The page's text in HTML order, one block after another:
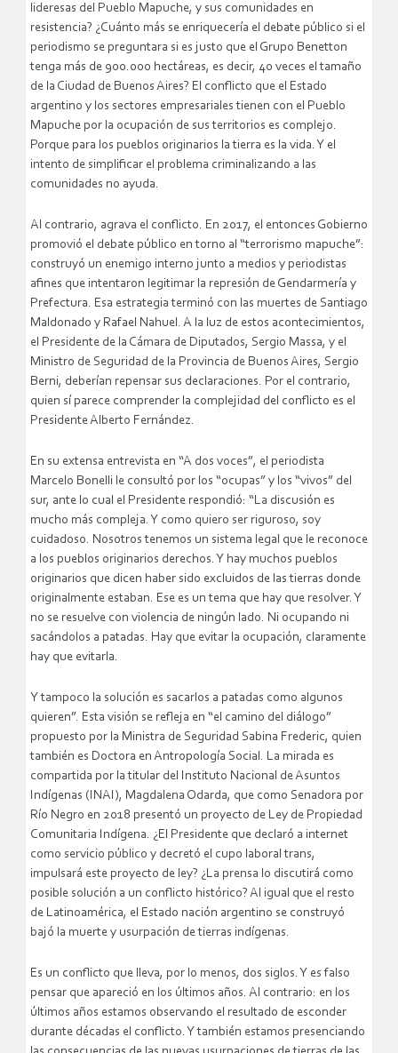
lideresas del Pueblo Mapuche, y sus comunidades en
resistencia? ¿Cuánto más se enriquecería el debate público si el
periodismo se preguntara si es justo que el Grupo Benetton
tenga más de 900.000 hectáreas, es decir, 40 veces el tamaño
de la Ciudad de Buenos Aires? El conflicto que el Estado
argentino y los sectores empresariales tienen con el Pueblo
Mapuche por la ocupación de sus territorios es complejo.
Porque para los pueblos originarios la tierra es la vida. Y el
intento de simplificar el problema criminalizando a las
comunidades no ayuda.
Al contrario, agrava el conflicto. En 2017, el entonces Gobierno
promovió el debate público en torno al “terrorismo mapuche”:
construyó un enemigo interno junto a medios y periodistas
afines que intentaron legitimar la represión de Gendarmería y
Prefectura. Esa estrategia terminó con las muertes de Santiago
Maldonado y Rafael Nahuel. A la luz de estos acontecimientos,
el Presidente de la Cámara de Diputados, Sergio Massa, y el
Ministro de Seguridad de la Provincia de Buenos Aires, Sergio
Berni, deberían repensar sus declaraciones. Por el contrario,
quien sí parece comprender la complejidad del conflicto es el
Presidente Alberto Fernández.
En su extensa entrevista en “A dos voces”, el periodista
Marcelo Bonelli le consultó por los “ocupas” y los “vivos” del
sur, ante lo cual el Presidente respondió: “La discusión es
mucho más compleja. Y como quiero ser riguroso, soy
cuidadoso. Nosotros tenemos un sistema legal que le reconoce
a los pueblos originarios derechos. Y hay muchos pueblos
originarios que dicen haber sido excluidos de las tierras donde
originalmente estaban. Ese es un tema que hay que resolver. Y
no se resuelve con violencia de ningún lado. Ni ocupando ni
sacándolos a patadas. Hay que evitar la ocupación, claramente
hay que evitarla.
Y tampoco la solución es sacarlos a patadas como algunos
quieren”. Esta visión se refleja en “el camino del diálogo”
propuesto por la Ministra de Seguridad Sabina Frederic, quien
también es Doctora en Antropología Social. La mirada es
compartida por la titular del Instituto Nacional de Asuntos
Indígenas (INAI), Magdalena Odarda, que como Senadora por
Río Negro en 2018 presentó un proyecto de Ley de Propiedad
Comunitaria Indígena. ¿El Presidente que declaró a internet
como servicio público y decretó el cupo laboral trans,
impulsará este proyecto de ley? ¿La prensa lo discutirá como
posible solución a un conflicto histórico? Al igual que el resto
de Latinoamérica, el Estado nación argentino se construyó
bajó la muerte y usurpación de tierras indígenas.
Es un conflicto que lleva, por lo menos, dos siglos. Y es falso
pensar que apareció en los últimos años. Al contrario: en los
últimos años estamos observando el resultado de esconder
durante décadas el conflicto. Y también estamos presenciando